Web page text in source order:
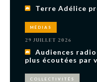
Terre Adélice
MÉDIAS
29 JUILLET 2026
Audiences
plus écoutées par
COLLECTIVITÉS